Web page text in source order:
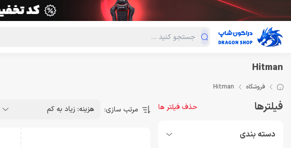
دسته‌بندی محصولات فروش ویژه
Hitman
فروشگاه Hitman
فیلترها حذف فیلتر ها
دسته بندی
مرتب سازی: هزینه: زیاد به کم